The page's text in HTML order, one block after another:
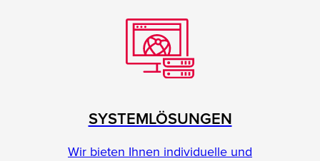
SYSTEMLÖSUNGEN
Wir bieten Ihnen individuelle und